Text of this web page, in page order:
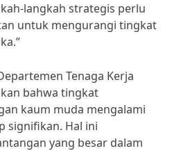
langkah strategis perlu
untuk mengurangi tingkat
Tenaga Kerja
bahwa tingkat
kaum muda mengalami
signifikan. Hal ini
yang besar dalam